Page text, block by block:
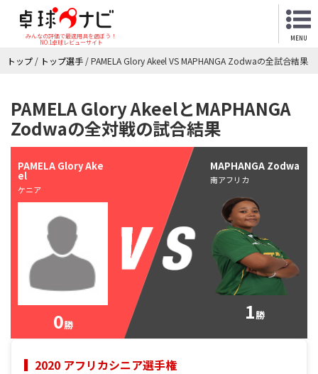
みんなの評価で最適用具を選ぼう！
NO.1卓球レビューサイト
MENU
トップ / トップ選手 /PAMELA Glory Akeel VS MAPHANGA Zodwaの全試合結果
PAMELA Glory AkeelとMAPHANGA
Zodwaの全対戦の試合結果
PAMELA Glory Ake
el
ケニア
0勝
MAPHANGA Zodwa
南アフリカ
1勝
2020 アフリカシニア選手権